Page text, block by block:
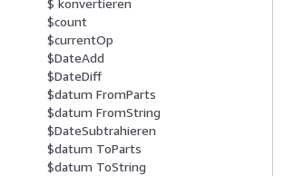
$ konvertieren
$count
$currentOp
$DateAdd
$DateDiff
$datum FromParts
$datum FromString
$DateSubtrahieren
$datum ToParts
$datum ToString